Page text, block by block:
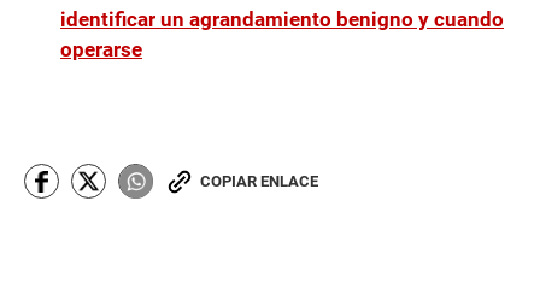
identificar un agrandamiento benigno y cuando
operarse
COPIAR ENLACE